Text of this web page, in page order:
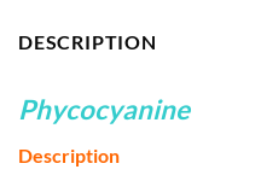
DESCRIPTION
Phycocyanine
Description